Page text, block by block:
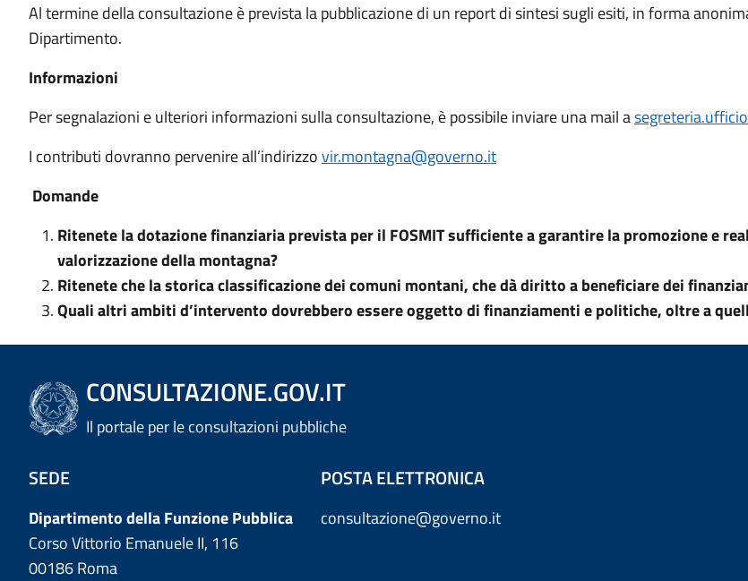
Al termine della consultazione è prevista la pubblicazione di un report di sintesi sugli esiti, in forma
Dipartimento.
Informazioni
Per segnalazioni e ulteriori informazioni sulla consultazione, è possibile inviare una mail a
I contributi dovranno pervenire all’indirizzovir.montagna@governo.it
Domande
Ritenete la dotazione finanziaria prevista per il FOSMIT sufficiente a garantire la promozione e
valorizzazione della montagna?
Ritenete che la storica classificazione dei comuni montani, che dà diritto a beneficiare dei
Quali altri ambiti d’intervento dovrebbero essere oggetto di finanziamenti e politiche, oltre a
CONSULTAZIONE.GOV.IT
Il portale per le consultazioni pubbliche
SEDE
Dipartimento della Funzione Pubblica
Corso Vittorio Emanuele II, 116
00186 Roma
POSTA ELETTRONICA
consultazione@governo.it